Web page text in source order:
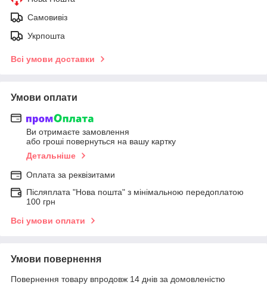
Самовивіз
Укрпошта
Всі умови доставки
Умови оплати
Ви отримаєте замовлення
або гроші повернуться на вашу картку
Детальніше
Оплата за реквізитами
Післяплата "Нова пошта" з мінімальною передоплатою
100 грн
Всі умови оплати
Умови повернення
Повернення товару впродовж 14 днів за домовленістю